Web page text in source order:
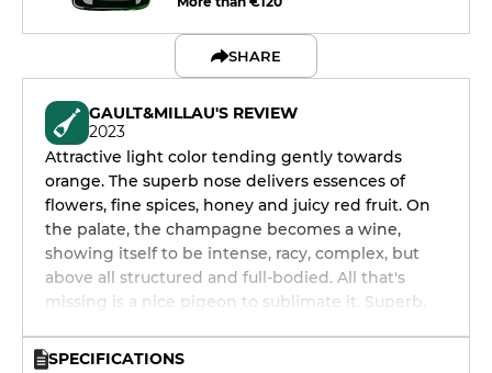
SHARE
GAULT&MILLAU'S REVIEW
2023
Attractive light color tending gently towards
orange. The superb nose delivers essences of
flowers, fine spices, honey and juicy red fruit. On
the palate, the champagne becomes a wine,
showing itself to be intense, racy, complex, but
above all structured and full-bodied. All that's
missing is a nice pigeon to sublimate it. Superb.
SPECIFICATIONS